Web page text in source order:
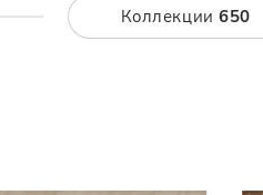
120 x 280
Коллекции650